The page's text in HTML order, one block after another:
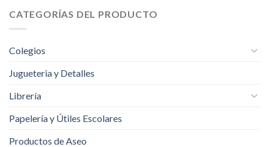
CATEGORÍAS DEL PRODUCTO
Colegios
Jugueteria y Detalles
Librería
Papelería y Útiles Escolares
Productos de Aseo